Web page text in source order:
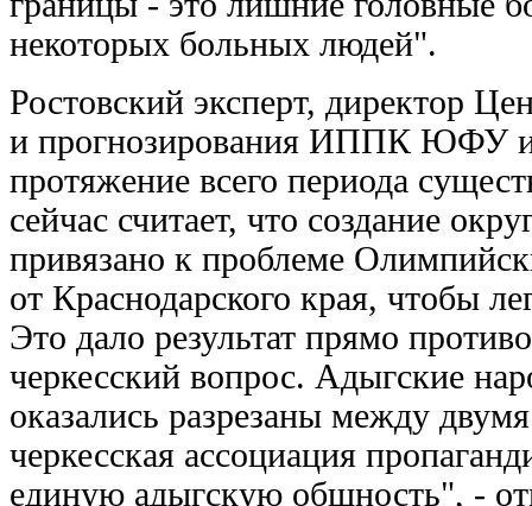
некоторых больных людей".
Ростовский эксперт, директор
и прогнозирования ИППК ЮФУ
протяжение всего периода
сейчас считает, что создание
привязано к проблеме
от Краснодарского края, чтобы
Это дало результат прямо
черкесский вопрос. Адыгские
оказались разрезаны между
черкесская ассоциация
единую адыгскую общность", -